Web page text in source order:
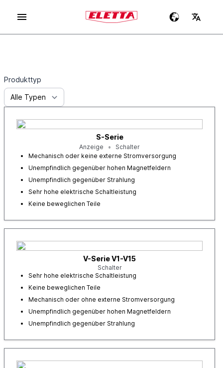
Produkttyp
S-Serie
Anzeige
Schalter
Mechanisch oder keine externe Stromversorgung
Unempfindlich gegenüber hohen Magnetfeldern
Unempfindlich gegenüber Strahlung
Sehr hohe elektrische Schaltleistung
Keine beweglichen Teile
V-Serie V1-V15
Schalter
Sehr hohe elektrische Schaltleistung
Keine beweglichen Teile
Mechanisch oder ohne externe Stromversorgung
Unempfindlich gegenüber hohen Magnetfeldern
Unempfindlich gegenüber Strahlung